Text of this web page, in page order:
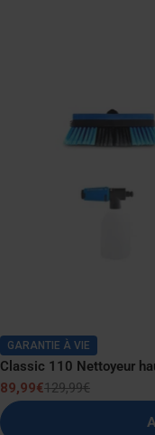
GARANTIE À VIE
Classic 110 Nettoyeur
Prix
de
vente
89,99€
Prix
normal
129,99€